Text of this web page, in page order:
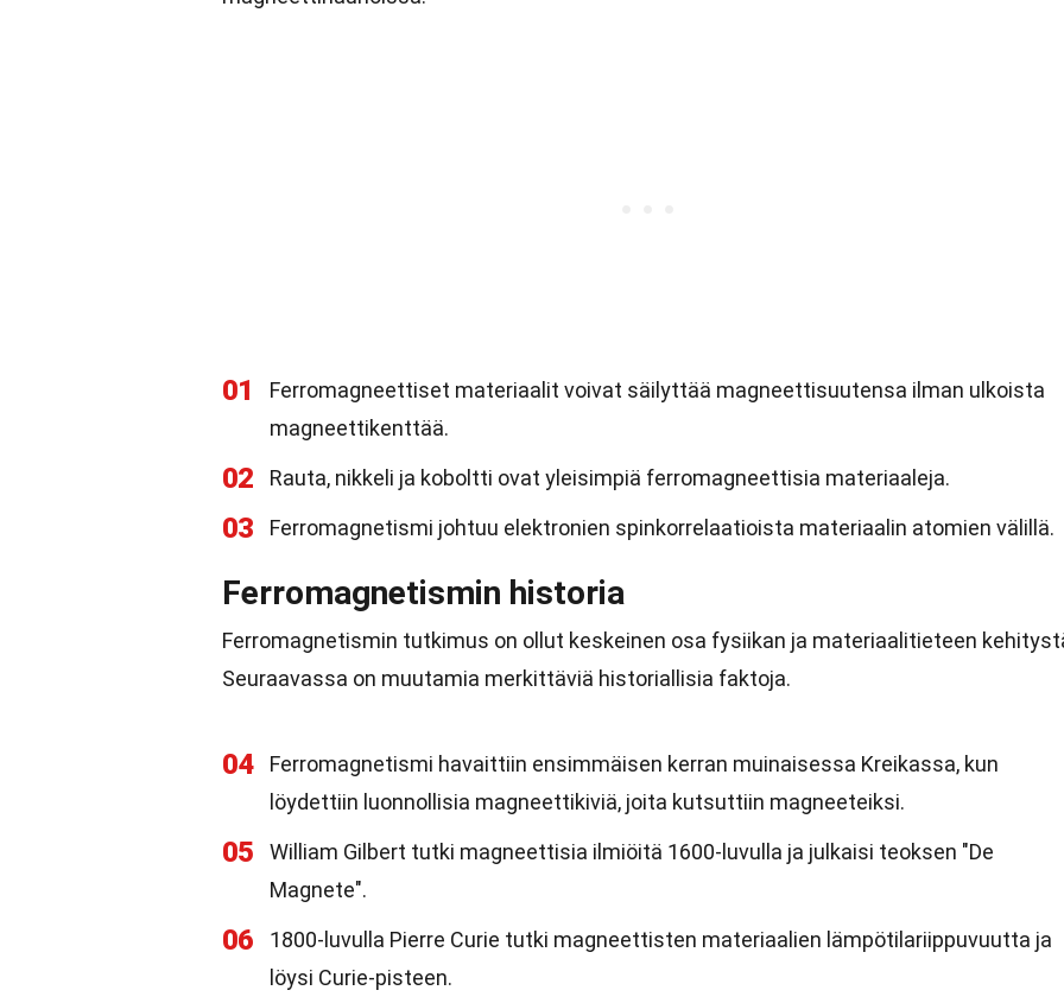
01
Ferromagneettiset materiaalit voivat säilyttää magneettisuutensa ilman ulkoista
magneettikenttää.
02 Rauta, nikkeli ja koboltti ovat yleisimpiä ferromagneettisia materiaaleja.
03 Ferromagnetismi johtuu elektronien spinkorrelaatioista materiaalin atomien välillä.
Ferromagnetismin historia
Ferromagnetismin tutkimus on ollut keskeinen osa fysiikan ja materiaalitieteen
Seuraavassa on muutamia merkittäviä historiallisia faktoja.
04
Ferromagnetismi havaittiin ensimmäisen kerran muinaisessa Kreikassa, kun
löydettiin luonnollisia magneettikiviä, joita kutsuttiin magneeteiksi.
05
William Gilbert tutki magneettisia ilmiöitä 1600-luvulla ja julkaisi teoksen "De
Magnete".
06
1800-luvulla Pierre Curie tutki magneettisten materiaalien lämpötilariippuvuutta ja
löysi Curie-pisteen.